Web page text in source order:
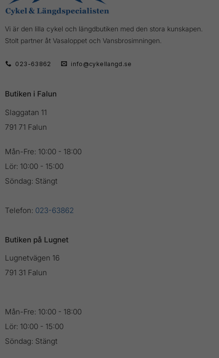
Vi är den lilla cykel och längdbutiken med den stora kunskapen.
Stolt partner åt Vasaloppet och Vansbrosimningen.
023-63862 info@cykellangd.se
Butiken i Falun
Slaggatan 11
791 71 Falun
Mån-Fre: 10:00 - 18:00
Lör: 10:00 - 15:00
Söndag: Stängt
Telefon: 023-63862
Butiken på Lugnet
Lugnetvägen 16
791 31 Falun
Mån-Fre: 10:00 - 18:00
Lör: 10:00 - 15:00
Söndag: Stängt